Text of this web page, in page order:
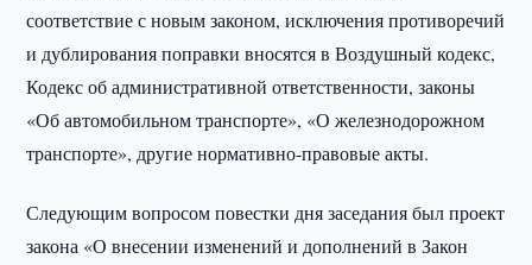
соответствие с новым законом, исключения противоречий
и дублирования поправки вносятся в Воздушный кодекс,
Кодекс об административной ответственности, законы
«Об автомобильном транспорте», «О железнодорожном
транспорте», другие нормативно-правовые акты.
Следующим вопросом повестки дня заседания был проект
закона «О внесении изменений и дополнений в Закон